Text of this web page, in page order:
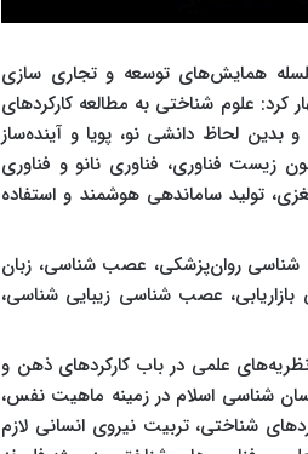
همایش‌های توسعه و تجاری سازی
کرد: علوم شناختی به مطالعه کارکردهای
لحاظ دانشی نو، پویا و آینده‌ساز
زیست فناوری، فناوری نانو و فناوری
تولید ساماندهی هوشمند و استفاده
روان‌پزشکی، عصب شناسی، زبان
عصب شناسی زیبایی شناسی،
علمی در باب کارکردهای ذهن و
شناسی اسلام در زمینه ماهیت نفس،
شناختی، تربیت نیروی انسانی لازم